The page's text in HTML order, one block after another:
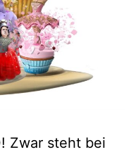
Zwar steht bei